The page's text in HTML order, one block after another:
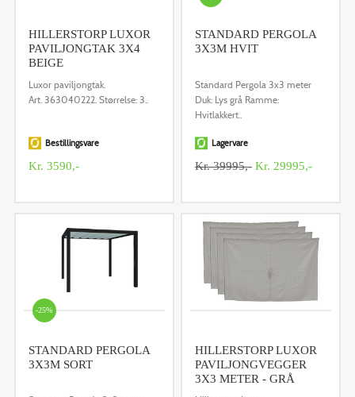
HILLERSTORP LUXOR
PAVILJONGTAK 3X4
BEIGE
Luxor paviljongtak.
Art. 363040222. Størrelse: 3..
Bestillingsvare
Kr. 3590,-
STANDARD PERGOLA
3X3M HVIT
Standard Pergola 3x3 meter
Duk: Lys grå Ramme:
Hvitlakkert..
Lagervare
Kr. 39995,-Kr. 29995,-
-25%
STANDARD PERGOLA
3X3M SORT
HILLERSTORP LUXOR
PAVILJONGVEGGER
3X3 METER - GRÅ